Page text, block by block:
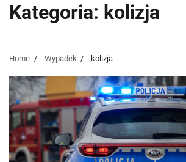
Kategoria: kolizja
Home Wypadek kolizja